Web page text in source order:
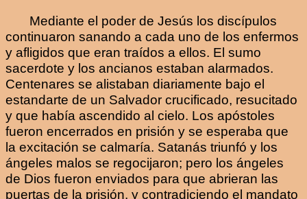
Mediante el poder de Jesús los discípulos
continuaron sanando a cada uno de los enfermos
y afligidos que eran traídos a ellos. El sumo
sacerdote y los ancianos estaban alarmados.
Centenares se alistaban diariamente bajo el
estandarte de un Salvador crucificado, resucitado
y que había ascendido al cielo. Los apóstoles
fueron encerrados en prisión y se esperaba que
la excitación se calmaría. Satanás triunfó y los
ángeles malos se regocijaron; pero los ángeles
de Dios fueron enviados para que abrieran las
puertas de la prisión, y contradiciendo el mandato